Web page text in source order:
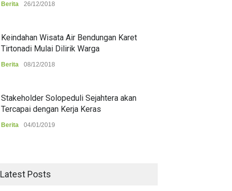
Berita 26/12/2018
Keindahan Wisata Air Bendungan Karet
Tirtonadi Mulai Dilirik Warga
Berita 08/12/2018
Stakeholder Solopeduli Sejahtera akan
Tercapai dengan Kerja Keras
Berita 04/01/2019
Latest Posts